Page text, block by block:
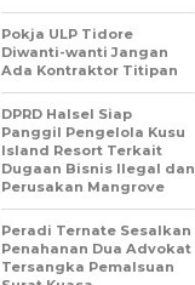
Pokja ULP Tidore
Diwanti-wanti Jangan
Ada Kontraktor Titipan
DPRD Halsel Siap
Panggil Pengelola Kusu
Island Resort Terkait
Dugaan Bisnis Ilegal dan
Perusakan Mangrove
Peradi Ternate Sesalkan
Penahanan Dua Advokat
Tersangka Pemalsuan